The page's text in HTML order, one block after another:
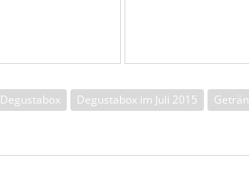
Degustabox Degustabox im Juli 2015